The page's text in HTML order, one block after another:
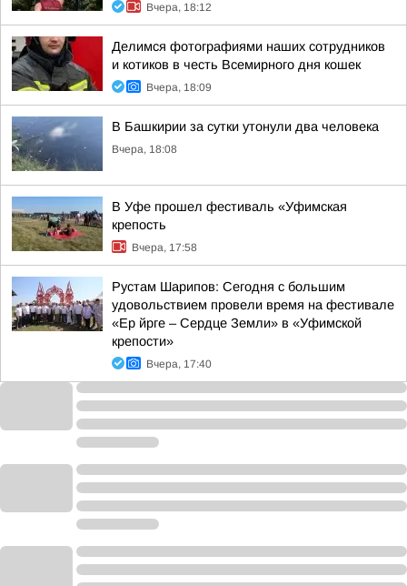
Вчера, 18:12
Делимся фотографиями наших сотрудников
и котиков в честь Всемирного дня кошек
Вчера, 18:09
В Башкирии за сутки утонули два человека
Вчера, 18:08
В Уфе прошел фестиваль «Уфимская
крепость
Вчера, 17:58
Рустам Шарипов: Сегодня с большим
удовольствием провели время на фестивале
«Ер йрге – Сердце Земли» в «Уфимской
крепости»
Вчера, 17:40